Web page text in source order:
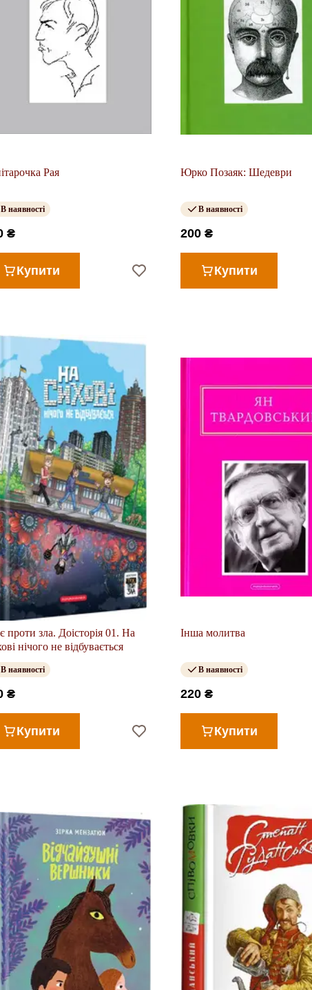
Рая
В наявності
₴
Купити
Юрко Позаяк: Шедеври
В наявності
200 ₴
Купити
проти зла. Доісторія 01. На
нічого не відбувається
В наявності
₴
Купити
Інша молитва
В наявності
220 ₴
Купити